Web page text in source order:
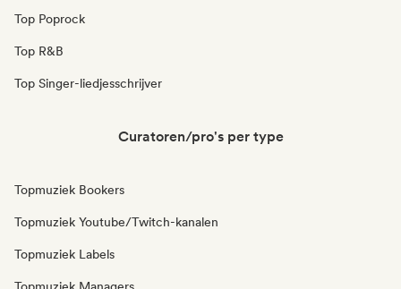
Top Poprock
Top R&B
Top Singer-liedjesschrijver
Curatoren/pro's per type
Topmuziek Bookers
Topmuziek Youtube/Twitch-kanalen
Topmuziek Labels